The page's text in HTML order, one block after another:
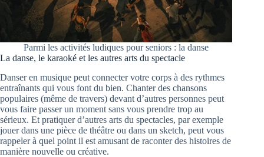
Parmi les activités ludiques pour seniors : la danse
La danse, le karaoké et les autres arts du spectacle
Danser en musique peut connecter votre corps à des rythmes
entraînants qui vous font du bien. Chanter des chansons
populaires (même de travers) devant d’autres personnes peut
vous faire passer un moment sans vous prendre trop au
sérieux. Et pratiquer d’autres arts du spectacles, par exemple
jouer dans une pièce de théâtre ou dans un sketch, peut vous
rappeler à quel point il est amusant de raconter des histoires de
manière nouvelle ou créative.